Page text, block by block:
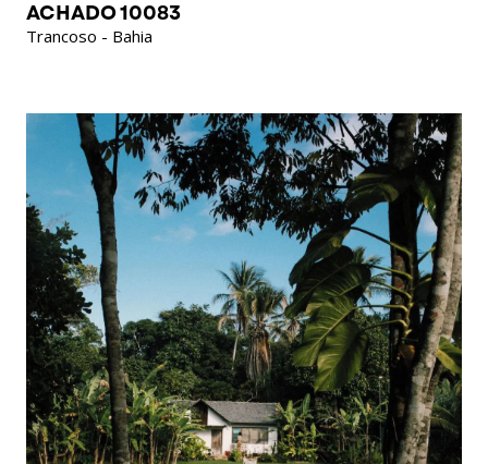
ACHADO 10083
Trancoso - Bahia